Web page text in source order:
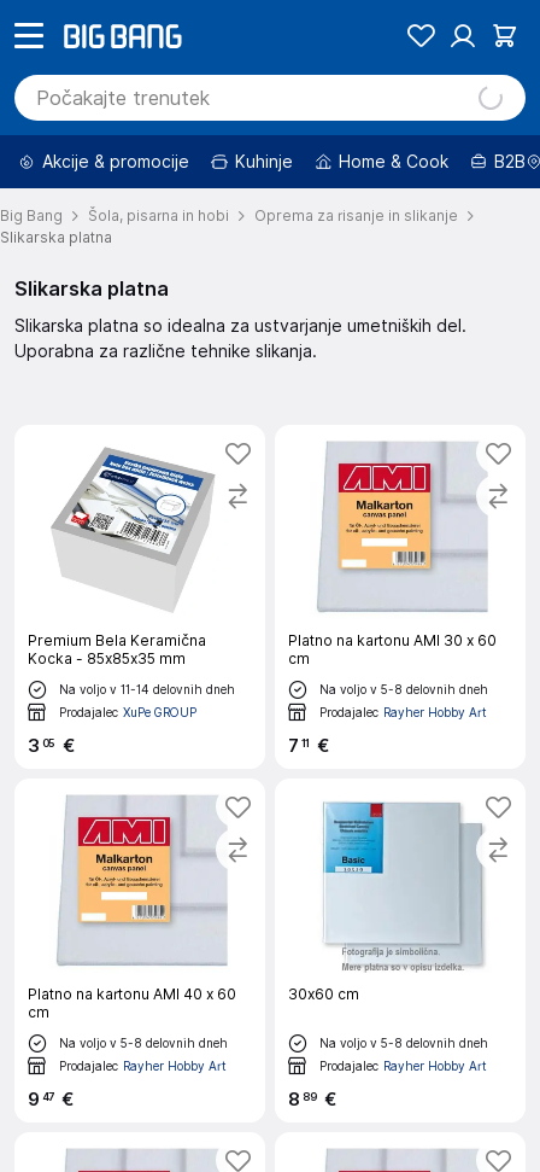
Akcije & promocije Kuhinje Home & Cook B2B
Big Bang Šola, pisarna in hobi
Oprema za risanje in slikanje
Slikarska platna
Slikarska platna
Slikarska platna so idealna za ustvarjanje umetniških del.
Uporabna za različne tehnike slikanja.
Premium Bela Keramična
Kocka - 85x85x35 mm
Na voljo v 11-14 delovnih dneh
Prodajalec XuPe GROUP
3 05 €
Platno na kartonu AMI 30 x 60
cm
Na voljo v 5-8 delovnih dneh
Prodajalec Rayher Hobby Art
7 11 €
Platno na kartonu AMI 40 x 60
cm
Na voljo v 5-8 delovnih dneh
Prodajalec Rayher Hobby Art
9 47 €
30x60 cm
Na voljo v 5-8 delovnih dneh
Prodajalec Rayher Hobby Art
8 89 €